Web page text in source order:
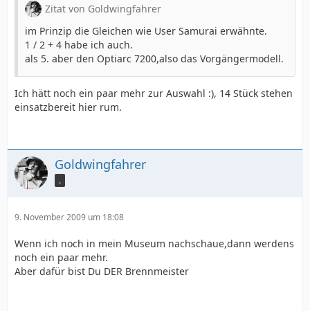
Zitat von Goldwingfahrer
im Prinzip die Gleichen wie User Samurai erwähnte.
1 / 2 + 4 habe ich auch.
als 5. aber den Optiarc 7200,also das Vorgängermodell.
Ich hätt noch ein paar mehr zur Auswahl :), 14 Stück stehen
einsatzbereit hier rum.
Goldwingfahrer
.
9. November 2009 um 18:08
Wenn ich noch in mein Museum nachschaue,dann werdens
noch ein paar mehr.
Aber dafür bist Du DER Brennmeister